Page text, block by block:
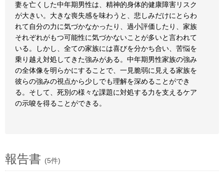
妻を亡くした中年期男性は、精神的身体的健康障害リスク
が大きい。大きな喪失感を味わうと、悲しみだけにとらわ
れて自分の力に気づかなかったり、過小評価したり、家族
それぞれがもつ可能性に気づかないことが多いと言われて
いる。しかし、全ての家族には喜びを分かち合い、苦悩を
乗り越え対処してきた強みがある。中年期男性家族の強み
の全体像を明らかにすることで、一見脆弱に見える家族を
彼らの強みの視点から少しでも理解を深めることができ
る。そして、死別の様々な課題に対処する力を支えるケア
の示唆を得ることができる。
報告書 (5件)